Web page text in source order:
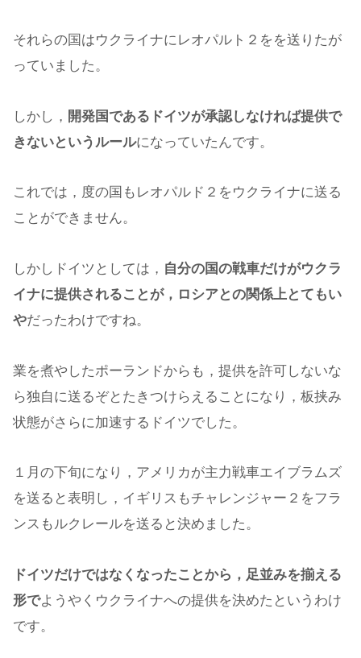
それらの国はウクライナにレオパルト２をを送りたが
っていました。
しかし， 開発国であるドイツが承認しなければ提供で
きないというルールになっていたんです。
これでは，度の国もレオパルド２をウクライナに送る
ことができません。
しかしドイツとしては， 自分の国の戦車だけがウクラ
イナに提供されることが，ロシアとの関係上とてもい
やだったわけですね。
業を煮やしたポーランドからも，提供を許可しないな
ら独自に送るぞとたきつけらえることになり，板挟み
状態がさらに加速するドイツでした。
１月の下旬になり，アメリカが主力戦車エイブラムズ
を送ると表明し，イギリスもチャレンジャー２をフラ
ンスもルクレールを送ると決めました。
ドイツだけではなくなったことから，足並みを揃える
形でようやくウクライナへの提供を決めたというわけ
です。